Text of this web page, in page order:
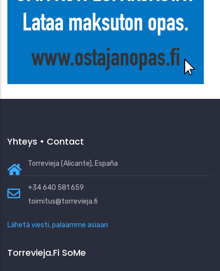
Yhteys • Contact
Torrevieja (Alicante), España
+34 640 581 659
toimitus@torrevieja.fi
Lähetä viesti, palaamme asiaan
Torrevieja.fi SoMe